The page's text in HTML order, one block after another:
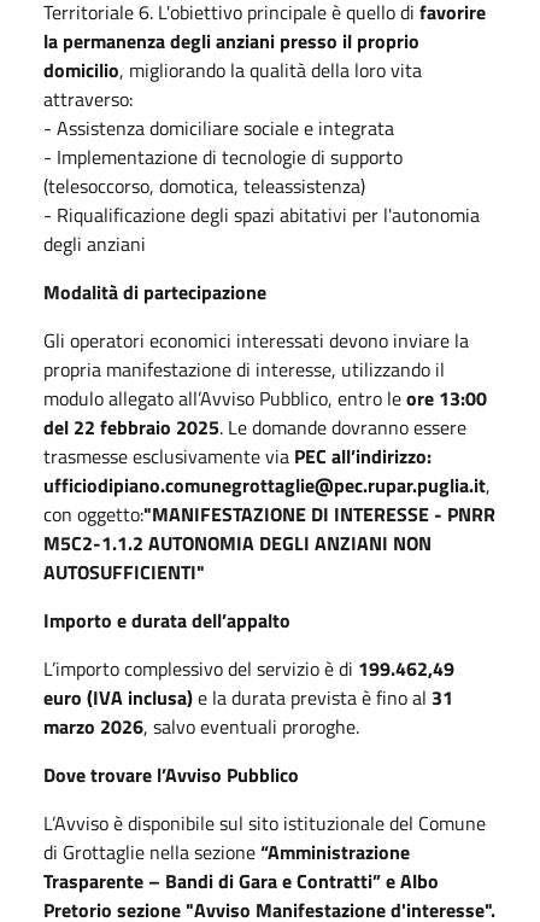
Territoriale 6. L'obiettivo principale è quello di favorire
la permanenza degli anziani presso il proprio
domicilio, migliorando la qualità della loro vita
attraverso:
- Assistenza domiciliare sociale e integrata
- Implementazione di tecnologie di supporto
(telesoccorso, domotica, teleassistenza)
- Riqualificazione degli spazi abitativi per l'autonomia
degli anziani
Modalità di partecipazione
Gli operatori economici interessati devono inviare la
propria manifestazione di interesse, utilizzando il
modulo allegato all’Avviso Pubblico, entro leore 13:00
del 22 febbraio 2025. Le domande dovranno essere
trasmesse esclusivamente via PEC all’indirizzo:
ufficiodipiano.comunegrottaglie@pec.rupar.puglia.it,
con oggetto:"MANIFESTAZIONE DI INTERESSE - PNRR
M5C2-1.1.2 AUTONOMIA DEGLI ANZIANI NON
AUTOSUFFICIENTI"
Importo e durata dell’appalto
L’importo complessivo del servizio è di 199.462,49
euro (IVA inclusa)e la durata prevista è fino al 31
marzo 2026, salvo eventuali proroghe.
Dove trovare l’Avviso Pubblico
L’Avviso è disponibile sul sito istituzionale del Comune
di Grottaglie nella sezione“Amministrazione
Trasparente – Bandi di Gara e Contratti” e Albo
Pretorio sezione "Avviso Manifestazione d'interesse".